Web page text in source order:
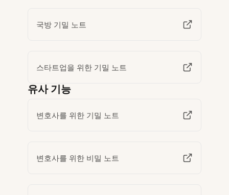
국방 기밀 노트
스타트업을 위한 기밀 노트
유사 기능
변호사를 위한 기밀 노트
변호사를 위한 비밀 노트